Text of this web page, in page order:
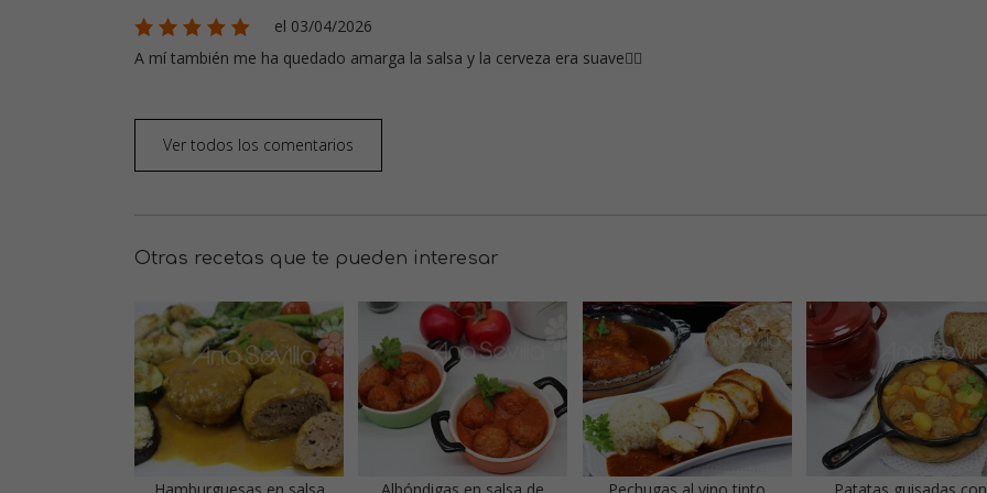
el 03/04/2026
A mí también me ha quedado amarga la salsa y la cerveza era suave🤷‍♀️
Ver todos los comentarios
Otras recetas que te pueden interesar
Hamburguesas en salsa Albóndigas en salsa de Pechugas al vino tinto Patatas guisadas con